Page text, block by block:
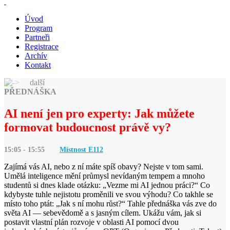
Úvod
Program
Partneři
Registrace
Archív
Kontakt
další
PŘEDNÁŠKA
AI není jen pro experty: Jak můžete
formovat budoucnost právě vy?
15:05 - 15:55 Místnost E112
Zajímá vás AI, nebo z ní máte spíš obavy? Nejste v tom sami.
Umělá inteligence mění průmysl nevídaným tempem a mnoho
studentů si dnes klade otázku: „Vezme mi AI jednou práci?“ Co
kdybyste tuhle nejistotu proměnili ve svou výhodu? Co takhle se
místo toho ptát: „Jak s ní mohu růst?“ Tahle přednáška vás zve do
světa AI — sebevědomě a s jasným cílem. Ukážu vám, jak si
postavit vlastní plán rozvoje v oblasti AI pomocí dvou